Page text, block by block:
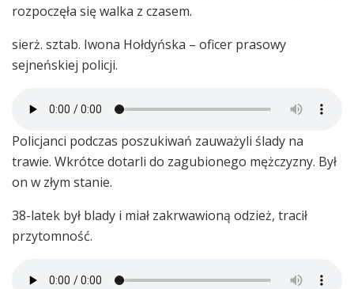
rozpoczęła się walka z czasem.
sierż. sztab. Iwona Hołdyńska – oficer prasowy
sejneńskiej policji.
Policjanci podczas poszukiwań zauważyli ślady na
trawie. Wkrótce dotarli do zagubionego mężczyzny. Był
on w złym stanie.
38-latek był blady i miał zakrwawioną odzież, tracił
przytomność.